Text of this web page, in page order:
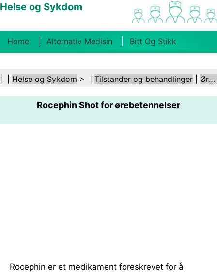
Helse og Sykdom
Home Alternativ Medisin Bitt Og Stikk
Kosthold Og Ernæring Familiehelse
Helsebransjen Psykisk Helse Folkehelse Og
Sikkerhet Kirurgi Og Prosedyrer Helse
Helse og Sykdom > | Tilstander og behandlinger Ører og hørsel
Rocephin Shot for ørebetennelser
Rocephin er et medikament foreskrevet for å